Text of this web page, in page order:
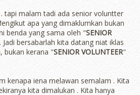
tapi malam tadi ada senior voluntter
apa yang dimaklumkan bukan
benda yang sama oleh "SENIOR
bersabarlah kita datang niat iklas
bukan kerana "SENIOR VOLUNTEER"
kenapa iena melawan semalam . Kita
kita dimalukan . Kita hanya